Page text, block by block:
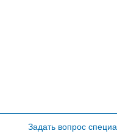
Задать вопрос